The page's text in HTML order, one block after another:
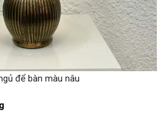
để bàn màu nâu